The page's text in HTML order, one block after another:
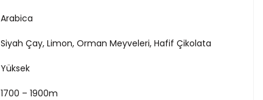
Arabica
Siyah Çay, Limon, Orman Meyveleri, Hafif Çikolata
Yüksek
1700 – 1900m